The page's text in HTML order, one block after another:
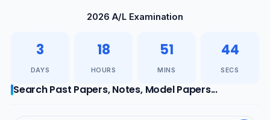
2026 A/L Examination
3
DAYS
18
HOURS
51
MINS
44
SECS
Search Past Papers, Notes, Model Papers...